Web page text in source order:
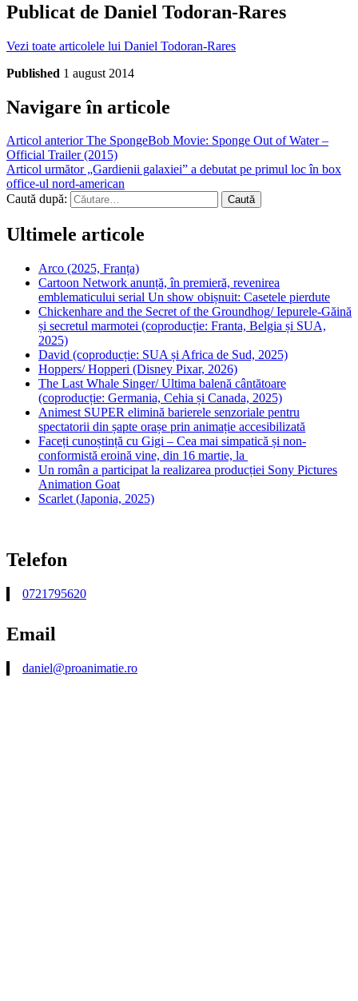
Publicat de Daniel Todoran-Rares
Vezi toate articolele lui Daniel Todoran-Rares
Published 1 august 2014
Navigare în articole
Articol anteriorThe SpongeBob Movie: Sponge Out of Water –
Official Trailer (2015)
Articol următor„Gardienii galaxiei” a debutat pe primul loc în box
office-ul nord-american
Caută după:
Ultimele articole
Arco (2025, Franța)
Cartoon Network anunță, în premieră, revenirea
emblematicului serial Un show obișnuit: Casetele pierdute
Chickenhare and the Secret of the Groundhog/ Iepurele-Găină
și secretul marmotei (coproducție: Franta, Belgia și SUA,
2025)
David (coproducție: SUA și Africa de Sud, 2025)
Hoppers/ Hopperi (Disney Pixar, 2026)
The Last Whale Singer/ Ultima balenă cântătoare
(coproducție: Germania, Cehia și Canada, 2025)
Animest SUPER elimină barierele senzoriale pentru
spectatorii din șapte orașe prin animație accesibilizată
Faceți cunoștință cu Gigi – Cea mai simpatică și non-
conformistă eroină vine, din 16 martie, la
Un român a participat la realizarea producției Sony Pictures
Animation Goat
Scarlet (Japonia, 2025)
Telefon
0721795620
Email
daniel@proanimatie.ro